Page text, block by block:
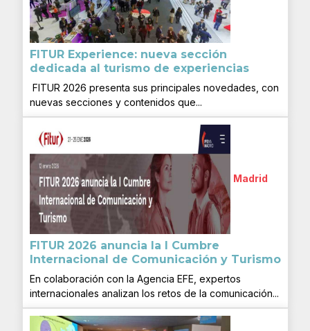
FITUR Experience: nueva sección
dedicada al turismo de experiencias
FITUR 2026 presenta sus principales novedades, con
nuevas secciones y contenidos que...
Madrid
FITUR 2026 anuncia la I Cumbre
Internacional de Comunicación y Turismo
En colaboración con la Agencia EFE, expertos
internacionales analizan los retos de la comunicación...